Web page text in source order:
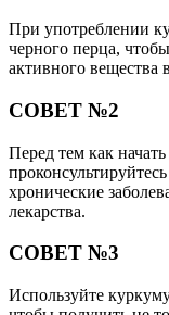
При употреблении
черного перца,
активного вещества
СОВЕТ №2
Перед тем как
хронические
лекарства.
СОВЕТ №3
Используйте